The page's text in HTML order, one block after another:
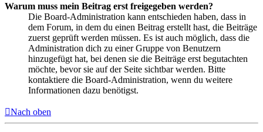
Warum muss mein Beitrag erst freigegeben werden?
Die Board-Administration kann entschieden haben, dass in
dem Forum, in dem du einen Beitrag erstellt hast, die Beiträge
zuerst geprüft werden müssen. Es ist auch möglich, dass die
Administration dich zu einer Gruppe von Benutzern
hinzugefügt hat, bei denen sie die Beiträge erst begutachten
möchte, bevor sie auf der Seite sichtbar werden. Bitte
kontaktiere die Board-Administration, wenn du weitere
Informationen dazu benötigst.
Nach oben